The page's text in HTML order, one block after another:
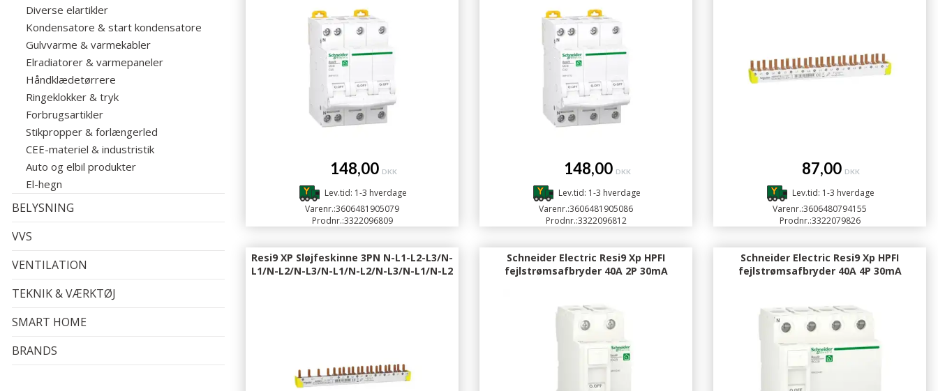
Diverse elartikler
Kondensatore & start kondensatore
Gulvvarme & varmekabler
Elradiatorer & varmepaneler
Håndklædetørrere
Ringeklokker & tryk
Forbrugsartikler
Stikpropper & forlængerled
CEE-materiel & industristik
Auto og elbil produkter
El-hegn
BELYSNING
VVS
VENTILATION
TEKNIK & VÆRKTØJ
SMART HOME
BRANDS
148,00 DKK
Lev.tid: 1-3 hverdage
Varenr.:3606481905079
Prodnr.:3322096809
148,00 DKK
Lev.tid: 1-3 hverdage
Varenr.:3606481905086
Prodnr.:3322096812
87,00 DKK
Lev.tid: 1-3 hverdage
Varenr.:3606480794155
Prodnr.:3322079826
Resi9 XP Sløjfeskinne 3PN N-L1-L2-L3/N-
L1/N-L2/N-L3/N-L1/N-L2/N-L3/N-L1/N-L2
Schneider Electric Resi9 Xp HPFI
fejlstrømsafbryder 40A 2P 30mA
Schneider Electric Resi9 Xp HPFI
fejlstrømsafbryder 40A 4P 30mA